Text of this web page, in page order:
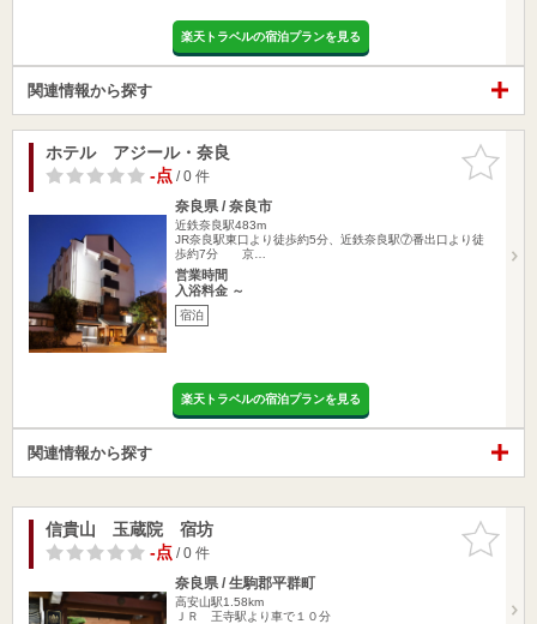
楽天トラベルの宿泊プランを見る
関連情報から探す
お気に入
りに追加
ホテル アジール・奈良
-点/ 0 件
奈良県 / 奈良市
近鉄奈良駅483m
JR奈良駅東口より徒歩約5分、近鉄奈良駅⑦番出口より徒
歩約7分 京…
営業時間
入浴料金 ～
宿泊
楽天トラベルの宿泊プランを見る
関連情報から探す
お気に入
りに追加
信貴山 玉蔵院 宿坊
-点/ 0 件
奈良県 / 生駒郡平群町
高安山駅1.58km
ＪＲ 王寺駅より車で１０分